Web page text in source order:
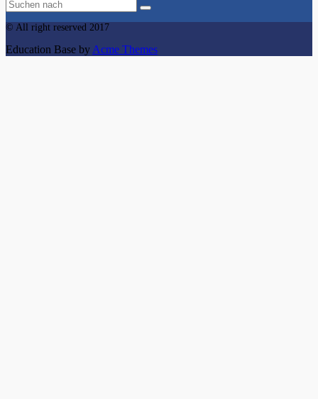
© All right reserved 2017
Education Base by Acme Themes